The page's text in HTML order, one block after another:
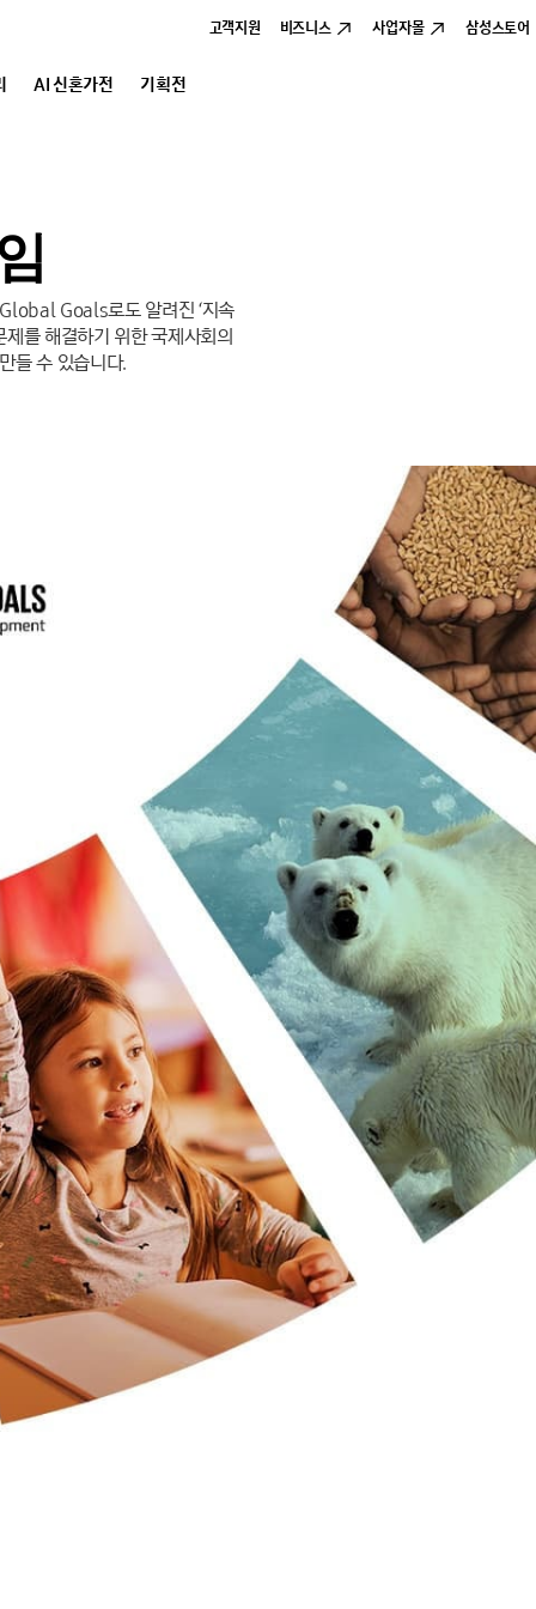
AI 신혼가전 기획전
고객지원 비즈니스 사업자몰 삼성스토어
Goals로도 알려진 ‘지속
를 해결하기 위한 국제사회의
들 수 있습니다.